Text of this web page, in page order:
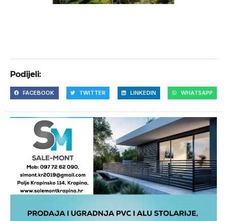
Podijeli:
FACEBOOK TWITTER LINKEDIN WHATSAPP